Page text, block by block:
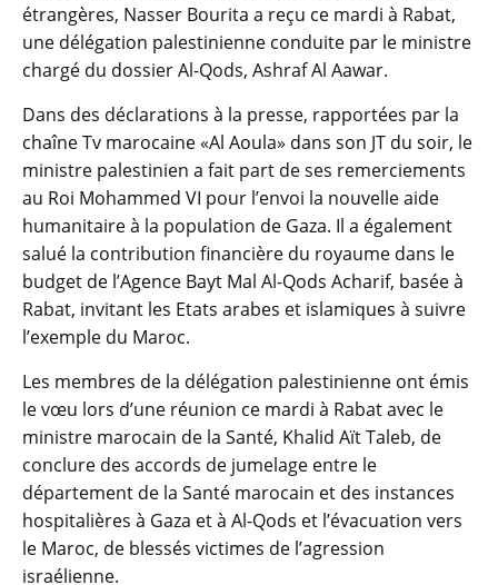
étrangères, Nasser Bourita a reçu ce mardi à Rabat,
une délégation palestinienne conduite par le ministre
chargé du dossier Al-Qods, Ashraf Al Aawar.
Dans des déclarations à la presse, rapportées par la
chaîne Tv marocaine «Al Aoula» dans son JT du soir, le
ministre palestinien a fait part de ses remerciements
au Roi Mohammed VI pour l’envoi la nouvelle aide
humanitaire à la population de Gaza. Il a également
salué la contribution financière du royaume dans le
budget de l’Agence Bayt Mal Al-Qods Acharif, basée à
Rabat, invitant les Etats arabes et islamiques à suivre
l’exemple du Maroc.
Les membres de la délégation palestinienne ont émis
le vœu lors d’une réunion ce mardi à Rabat avec le
ministre marocain de la Santé, Khalid Aït Taleb, de
conclure des accords de jumelage entre le
département de la Santé marocain et des instances
hospitalières à Gaza et à Al-Qods et l’évacuation vers
le Maroc, de blessés victimes de l’agression
israélienne.